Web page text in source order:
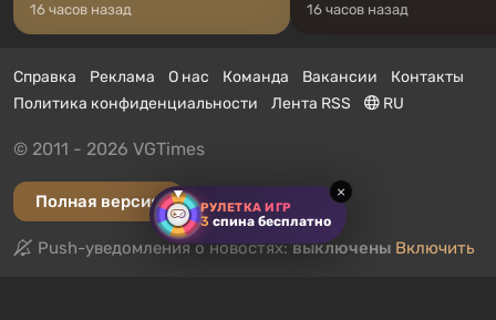
РУЛЕТКА ИГР
3 спина бесплатно
×
16 часов назад 16 часов назад
Справка Реклама О нас Команда Вакансии
Контакты
Политика конфиденциальности
Лента RSS RU
© 2011 - 2026 VGTimes
Полная версия
Push-уведомления о новостях:выключены Включить